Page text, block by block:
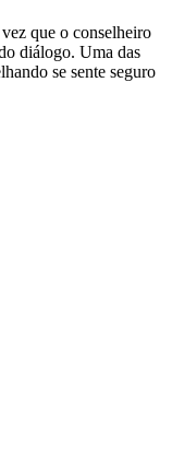
que o conselheiro
diálogo. Uma das
se sente seguro